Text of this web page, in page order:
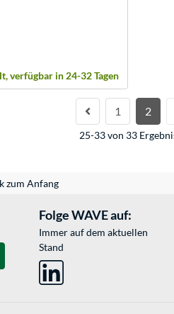
verfügbar in 24-32 Tagen
1 2
25-33 von 33
zum Anfang
Folge WAVE auf:
Immer auf dem aktuellen
Stand